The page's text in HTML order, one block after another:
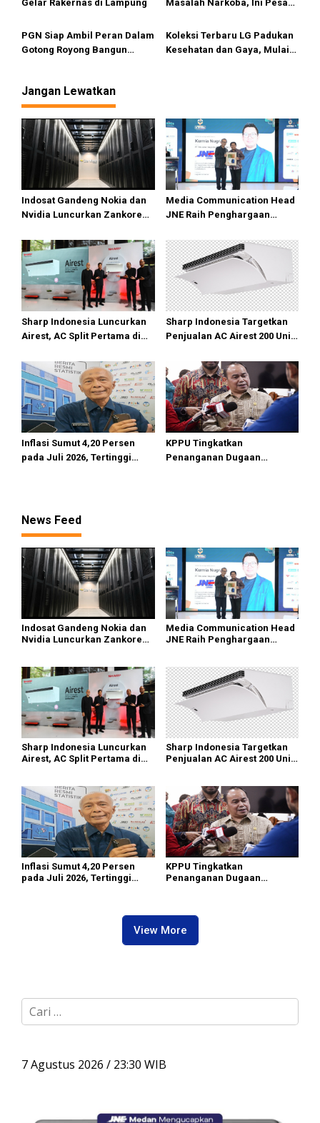
Gelar Rakernas di Lampung
Masalah Narkoba, Ini Pesan
PGN Siap Ambil Peran Dalam
Gotong Royong Bangun
Koleksi Terbaru LG Padukan
Kesehatan dan Gaya, Mulai
Jangan Lewatkan
Indosat Gandeng Nokia dan
Nvidia Luncurkan Zankore
Media Communication Head
JNE Raih Penghargaan
Top Leader 2026
Sharp Indonesia Luncurkan
Airest, AC Split Pertama di
Sharp Indonesia Targetkan
Penjualan AC Airest 200 Unit
Inflasi Sumut 4,20 Persen
pada Juli 2026, Tertinggi
KPPU Tingkatkan
Penanganan Dugaan
News Feed
Indosat Gandeng Nokia dan
Nvidia Luncurkan Zankore
Media Communication Head
JNE Raih Penghargaan
Sharp Indonesia Luncurkan
Airest, AC Split Pertama di
Sharp Indonesia Targetkan
Penjualan AC Airest 200 Unit
Inflasi Sumut 4,20 Persen
pada Juli 2026, Tertinggi
KPPU Tingkatkan
Penanganan Dugaan
View More
C
a
u
7 Agustus 2026 / 23:30 WIB